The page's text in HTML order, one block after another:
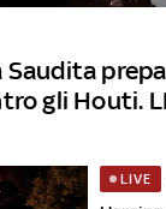
Saudita
gli Houti.
LIVE